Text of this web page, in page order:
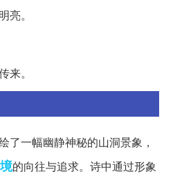
亮。
来。
了一幅幽静神秘的山洞景象，
的向往与追求。诗中通过形象